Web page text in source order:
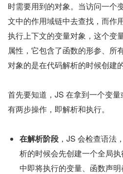
时需要用到的对象。当访问一个
文中的作用域链中去查找，而作
执行上下文的变量对象，这个变
属性，它包含了函数的形参、所
对象的是在代码解析的时候创建的
首先要知道，JS 在拿到一个变
有两步操作，即解析和执行。
在解析阶段 ，JS 会检查语法
析的时候会先创建一个全局
中即将执行的变量、函数声